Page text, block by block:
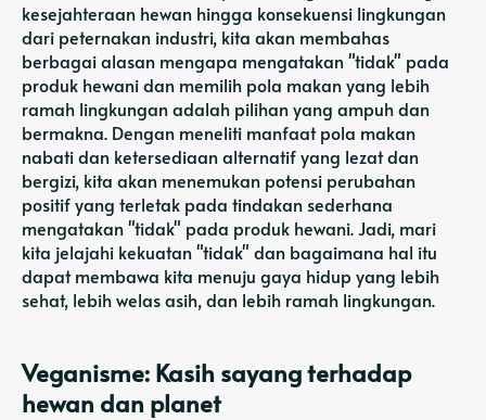
kesejahteraan hewan hingga konsekuensi lingkungan
dari peternakan industri, kita akan membahas
berbagai alasan mengapa mengatakan "tidak" pada
produk hewani dan memilih pola makan yang lebih
ramah lingkungan adalah pilihan yang ampuh dan
bermakna. Dengan meneliti manfaat pola makan
nabati dan ketersediaan alternatif yang lezat dan
bergizi, kita akan menemukan potensi perubahan
positif yang terletak pada tindakan sederhana
mengatakan "tidak" pada produk hewani. Jadi, mari
kita jelajahi kekuatan "tidak" dan bagaimana hal itu
dapat membawa kita menuju gaya hidup yang lebih
sehat, lebih welas asih, dan lebih ramah lingkungan.
Veganisme: Kasih sayang terhadap
hewan dan planet